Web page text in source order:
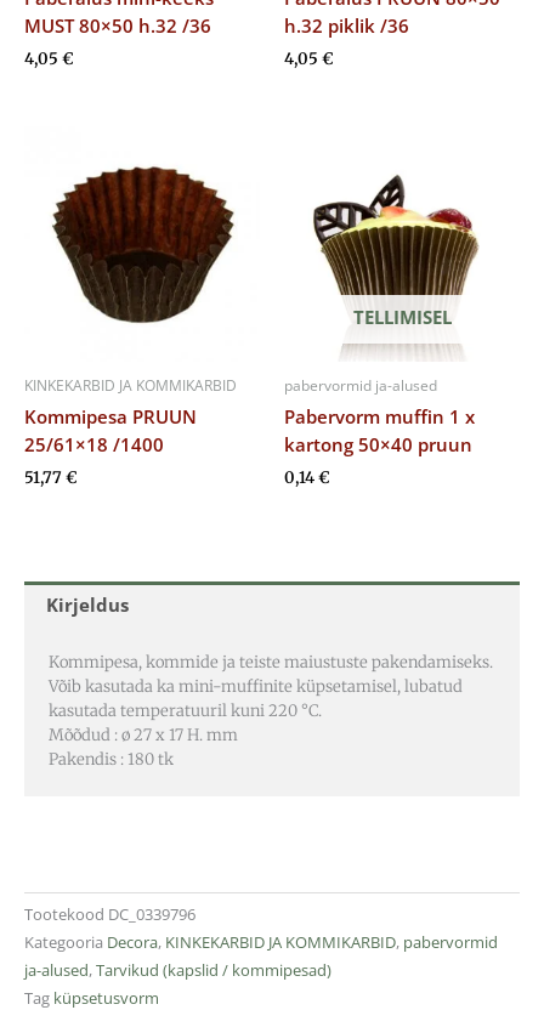
Kirjeldus
Kommipesa, kommide ja teiste maiustuste pakendamiseks.
Võib kasutada ka mini-muffinite küpsetamisel, lubatud
kasutada temperatuuril kuni 220 °C.
Mõõdud : ø 27 x 17 H. mm
Pakendis : 180 tk
Tootekood DC_0339796
Kategooria Decora, KINKEKARBID JA KOMMIKARBID, pabervormid
ja-alused,Tarvikud (kapslid / kommipesad)
Tag küpsetusvorm
MUST 80×50 h.32 /36
4,05 €
h.32 piklik /36
4,05 €
KINKEKARBID JA KOMMIKARBID
Kommipesa PRUUN
25/61×18 /1400
51,77€
TELLIMISEL
pabervormid ja-alused
Pabervorm muffin 1 x
kartong 50×40 pruun
0,14€